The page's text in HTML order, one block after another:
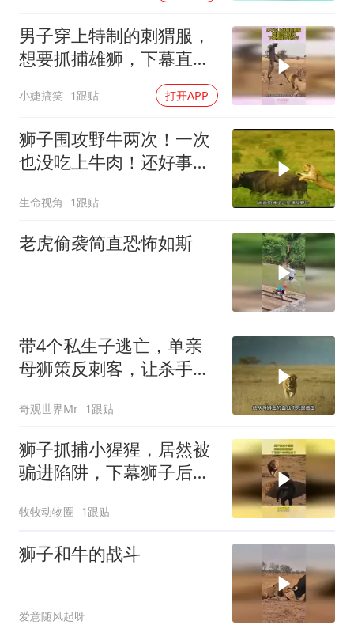
男子穿上特制的刺猬服，
想要抓捕雄狮，下幕直接
小婕搞笑 1跟贴 打开APP
狮子围攻野牛两次！一次
也没吃上牛肉！还好事不
生命视角 1跟贴
老虎偷袭简直恐怖如斯
带4个私生子逃亡，单亲
母狮策反刺客，让杀手喜
奇观世界Mr 1跟贴
狮子抓捕小猩猩，居然被
骗进陷阱，下幕狮子后悔
牧牧动物圈 1跟贴
狮子和牛的战斗
爱意随风起呀